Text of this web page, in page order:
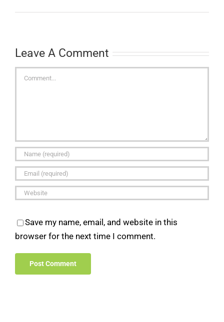
Leave A Comment
Save my name, email, and website in this
browser for the next time I comment.